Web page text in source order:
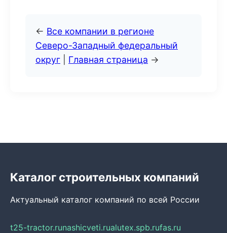
← Все компании в регионе
Северо-Западный федеральный
округ
Главная страница →
Каталог строительных компаний
Актуальный каталог компаний по всей России
t25-tractor.runashicveti.rualutex.spb.rufas.ru